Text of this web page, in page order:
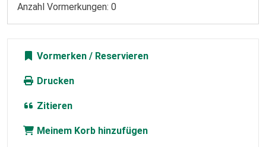
Anzahl Vormerkungen: 0
Vormerken
Drucken
Zitieren
Meinem Korb hinzufügen